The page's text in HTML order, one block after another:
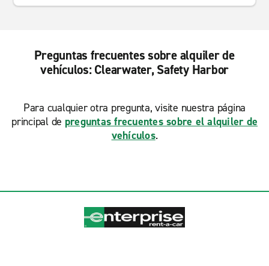
Preguntas frecuentes sobre alquiler de
vehículos: Clearwater, Safety Harbor
Para cualquier otra pregunta, visite nuestra página
principal de preguntas frecuentes sobre el alquiler de
vehículos.